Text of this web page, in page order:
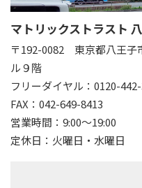
マトリックストラスト
〒192-0082 東京都八王
ル９階
フリーダイヤル：0120-
FAX：042-649-8413
営業時間：9:00～19:00
定休日：火曜日・水曜日